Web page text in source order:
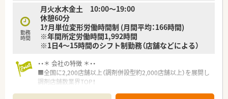
勤務
時間
月火水木金土 10:00～19:00
休憩60分
1ｹ月単位変形労働時間制 (月間平均：166時間)
※年間所定労働時間1,992時間
※1日4～15時間のシフト制勤務（店舗などによる）
・・＊ 会社の特徴 ＊・・
■全国に2,200店舗以上（調剤併設型約2,000店舗以上）を展開し
調剤店舗数業界TOP！